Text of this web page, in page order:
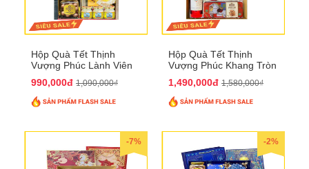
Hộp Quà Tết Thịnh
Vượng Phúc Lành Viên
990,000đ 1,090,000₫
Hộp Quà Tết Thịnh
Vượng Phúc Khang Tròn
1,490,000đ 1,580,000₫
-7% -2%